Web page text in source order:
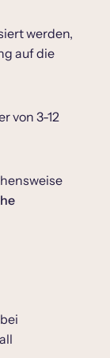
werden,
auf die
von 3-12